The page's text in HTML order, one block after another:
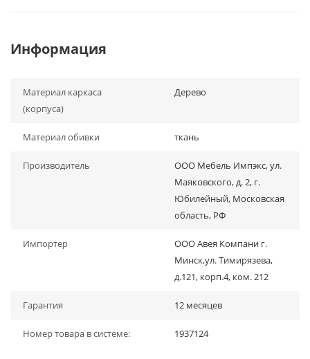
Информация
Материал каркаса
(корпуса)
Дерево
Материал обивки ткань
Производитель
ООО Мебель Импэкс, ул.
Маяковского, д. 2, г.
Юбилейный, Московская
область, РФ
Импортер
ООО Авея Компани г.
Минск,ул. Тимирязева,
д.121, корп.4, ком. 212
Гарантия 12 месяцев
Номер товара в системе: 1937124